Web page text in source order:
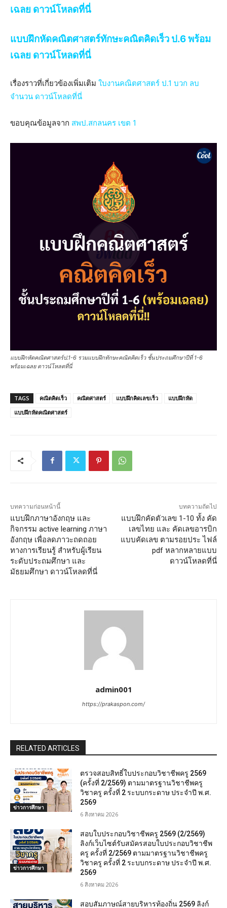
เฉลย ดาวน์โหลดที่นี่
แบบฝึกหัดคณิตศาสตร์ทักษะคณิตคิดเร็ว ป.6 พร้อม
เฉลย ดาวน์โหลดที่นี่
เรื่องราวที่เกี่ยวข้องเพิ่มเติม ใบงานคณิตศาสตร์ ป.1 บวก ลบ
จำนวน ดาวน์โหลดที่นี่
ขอบคุณข้อมูลจาก สพป.สกลนคร เขต 1
แบบฝึกหัดคณิตศาสตร์ป.1-6 รวมแบบฝึกทักษะคณิตคิดเร็ว ชั้นประถมศึกษาปีที่ 1-6
พร้อมเฉลย ดาวน์โหลดที่นี่
TAGS คณิตคิดเร็ว คณิตศาสตร์ แบบฝึกคิดเลขเร็ว
แบบฝึกหัด
แบบฝึกหัดคณิตศาสตร์
บทความก่อนหน้านี้
แบบฝึกภาษาอังกฤษ และ
กิจกรรม active learning ภาษา
อังกฤษ เพื่อลดภาวะถดถอย
ทางการเรียนรู้ สำหรับผู้เรียน
ระดับประถมศึกษา และ
มัธยมศึกษา ดาวน์โหลดที่นี่
บทความถัดไป
แบบฝึกคัดตัวเลข 1-10 ทั้ง คัด
เลขไทย และ คัดเลขอารบิก
แบบคัดเลข ตามรอยประ ไฟล์
pdf หลากหลายแบบ
ดาวน์โหลดที่นี่
admin001
https://prakaspon.com/
RELATED ARTICLES
ข่าวการศึกษา
ตรวจสอบสิทธิ์ใบประกอบวิชาชีพครู 2569
(ครั้งที่ 2/2569) ตามมาตรฐานวิชาชีพครู
วิชาครู ครั้งที่ 2 ระบบกระดาษ ประจำปี พ.ศ.
2569
6 สิงหาคม 2026
ข่าวการศึกษา
สอบใบประกอบวิชาชีพครู 2569 (2/2569)
ลิงก์เว็บไซต์รับสมัครสอบใบประกอบวิชาชีพ
ครู ครั้งที่ 2/2569 ตามมาตรฐานวิชาชีพครู
วิชาครู ครั้งที่ 2 ระบบกระดาษ ประจำปี พ.ศ.
2569
6 สิงหาคม 2026
สอบสัมภาษณ์สายบริหารท้องถิ่น 2569 ลิงก์